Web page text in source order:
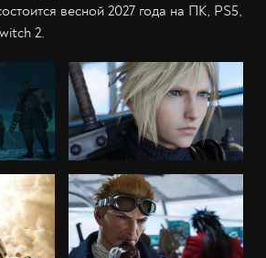
весной 2027 года на ПК, PS5,
2.